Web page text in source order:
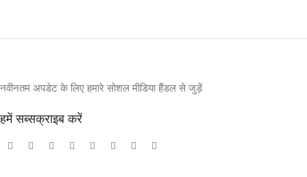
नवीनतम अपडेट के लिए हमारे सोशल मीडिया हैंडल से जुड़ें
हमें सब्सक्राइब करें